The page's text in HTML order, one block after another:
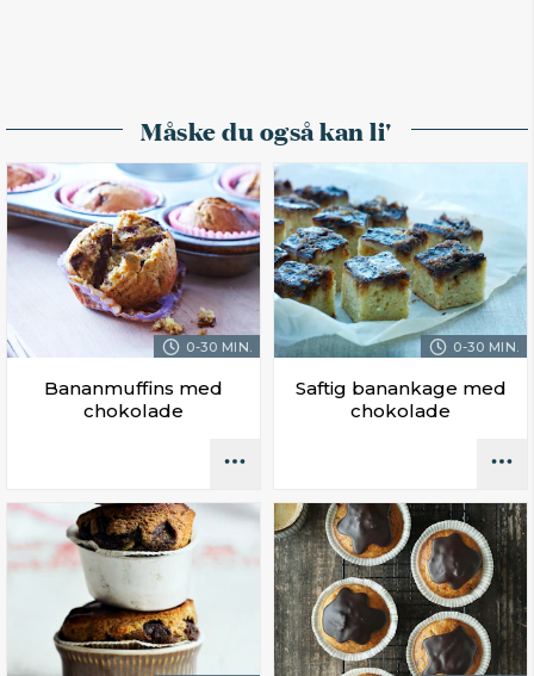
Måske du også kan li'
0-30 MIN.
Bananmuffins med
chokolade
0-30 MIN.
Saftig banankage med
chokolade